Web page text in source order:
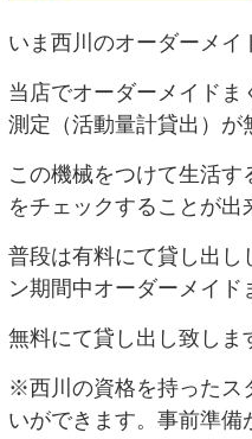
いま西川のオーダーメイ
当店でオーダーメイド
測定（活動量計貸出）が
この機械をつけて生活
をチェックすることが出
普段は有料にて貸し出し
ン期間中オーダーメイ
無料にて貸し出し致しま
※西川の資格を持ったス
いができます。事前準